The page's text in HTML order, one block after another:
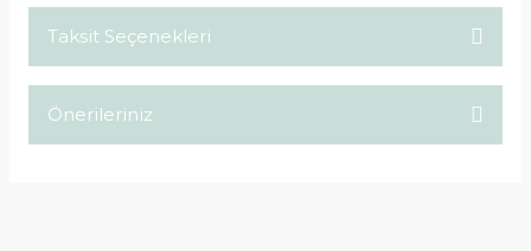
Taksit Seçenekleri
Önerileriniz